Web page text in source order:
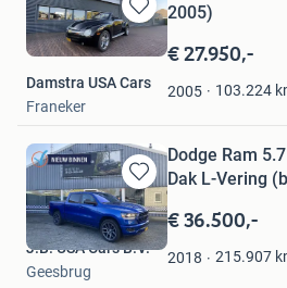
Bewaren
in
Favorieten
2005)
€ 27.950,-
2005 103.224
Damstra USA Cars
Franeker
Bewaren
in
Mijn
Favorieten
Dodge Ram
Dak L-Vering
€ 36.500,-
2018 215.907
J.B. USA Cars B.V.
Geesbrug